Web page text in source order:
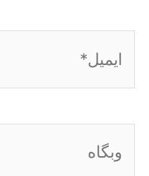
وبگاه